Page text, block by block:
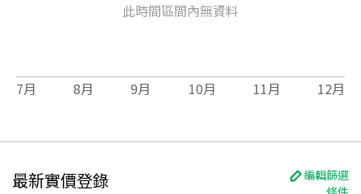
此時間區間內無資料
7月 8月 9月 10月 11月 12月
最新實價登錄
編輯篩選